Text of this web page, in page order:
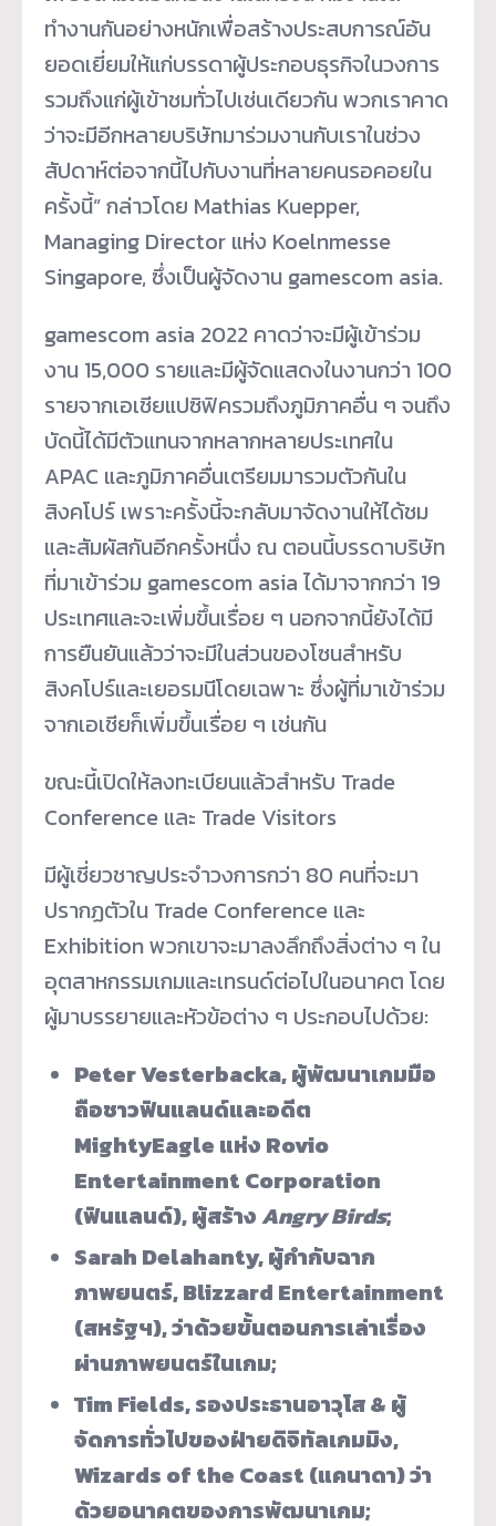
ทำงานกันอย่างหนักเพื่อสร้างประสบการณ์อัน
ยอดเยี่ยมให้แก่บรรดาผู้ประกอบธุรกิจในวงการ
รวมถึงแก่ผู้เข้าชมทั่วไปเช่นเดียวกัน พวกเราคาด
ว่าจะมีอีกหลายบริษัทมาร่วมงานกับเราในช่วง
สัปดาห์ต่อจากนี้ไปกับงานที่หลายคนรอคอยใน
ครั้งนี้” กล่าวโดย Mathias Kuepper,
Managing Director แห่ง Koelnmesse
Singapore, ซึ่งเป็นผู้จัดงาน gamescom asia.
gamescom asia 2022 คาดว่าจะมีผู้เข้าร่วม
งาน 15,000 รายและมีผู้จัดแสดงในงานกว่า 100
รายจากเอเชียแปซิฟิครวมถึงภูมิภาคอื่น ๆ จนถึง
บัดนี้ได้มีตัวแทนจากหลากหลายประเทศใน
APAC และภูมิภาคอื่นเตรียมมารวมตัวกันใน
สิงคโปร์ เพราะครั้งนี้จะกลับมาจัดงานให้ได้ชม
และสัมผัสกันอีกครั้งหนึ่ง ณ ตอนนี้บรรดาบริษัท
ที่มาเข้าร่วม gamescom asia ได้มาจากกว่า 19
ประเทศและจะเพิ่มขึ้นเรื่อย ๆ นอกจากนี้ยังได้มี
การยืนยันแล้วว่าจะมีในส่วนของโซนสำหรับ
สิงคโปร์และเยอรมนีโดยเฉพาะ ซึ่งผู้ที่มาเข้าร่วม
จากเอเชียก็เพิ่มขึ้นเรื่อย ๆ เช่นกัน
ขณะนี้เปิดให้ลงทะเบียนแล้วสำหรับ Trade
Conference และ Trade Visitors
มีผู้เชี่ยวชาญประจำวงการกว่า 80 คนที่จะมา
ปรากฏตัวใน Trade Conference และ
Exhibition พวกเขาจะมาลงลึกถึงสิ่งต่าง ๆ ใน
อุตสาหกรรมเกมและเทรนด์ต่อไปในอนาคต โดย
ผู้มาบรรยายและหัวข้อต่าง ๆ ประกอบไปด้วย:
Peter Vesterbacka, ผู้พัฒนาเกมมือ
ถือชาวฟินแลนด์และอดีต
MightyEagle แห่ง Rovio
Entertainment Corporation
(ฟินแลนด์), ผู้สร้างAngry Birds;
Sarah Delahanty, ผู้กำกับฉาก
ภาพยนตร์, Blizzard Entertainment
(สหรัฐฯ), ว่าด้วยขั้นตอนการเล่าเรื่อง
ผ่านภาพยนตร์ในเกม;
Tim Fields, รองประธานอาวุโส & ผู้
จัดการทั่วไปของฝ่ายดิจิทัลเกมมิง,
Wizards of the Coast (แคนาดา) ว่า
ด้วยอนาคตของการพัฒนาเกม;